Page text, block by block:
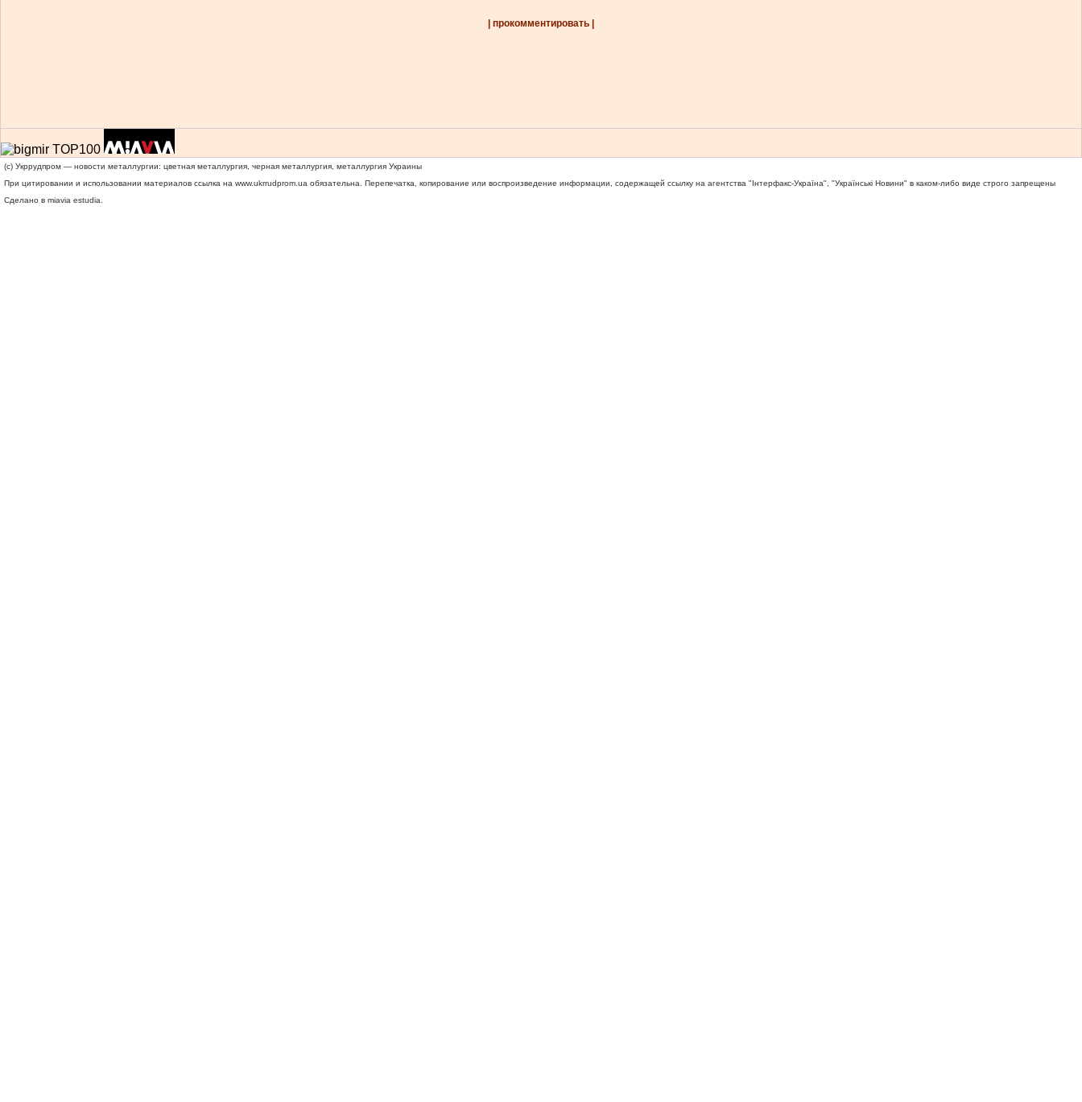
| прокомментировать |
(c) Укррудпром — новости металлургии: цветная металлургия, черная металлургия, металлургия Украины
При цитировании и использовании материалов ссылка на www.ukrrudprom.ua обязательна. Перепечатка, копирование или воспроизведение информации, содержащей ссылку на агентства "Iнтерфакс-Україна", "Українськi Новини" в каком-либо виде строго запрещены
Сделано в miavia estudia.